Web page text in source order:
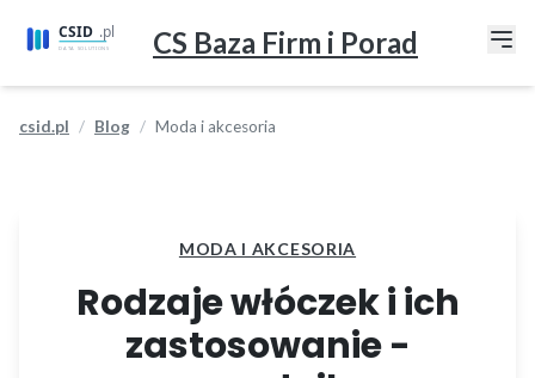
CS Baza Firm i Porad
csid.pl Blog Moda i akcesoria
MODA I AKCESORIA
Rodzaje włóczek i ich
zastosowanie -